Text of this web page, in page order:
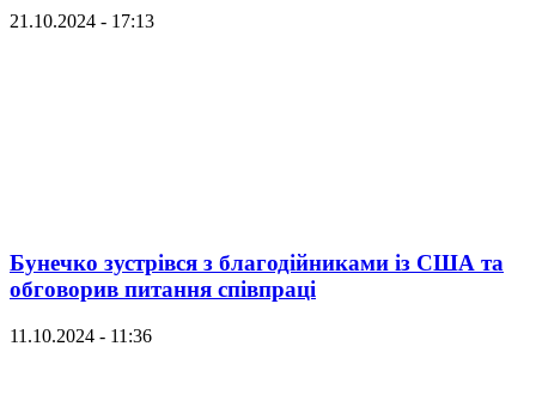
21.10.2024 - 17:13
Бунечко зустрівся з благодійниками із США та
обговорив питання співпраці
11.10.2024 - 11:36